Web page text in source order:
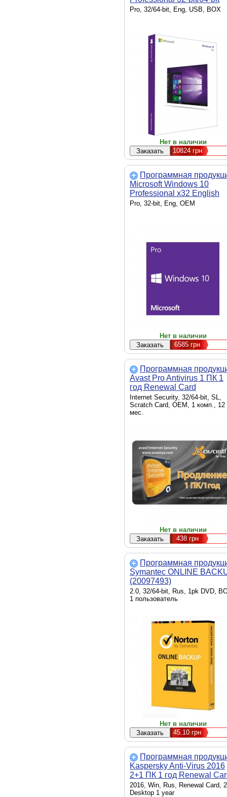
English USB (FQC-08790)
Pro, 32/64-bit, Eng, USB, BOX
Нет в наличии
10824грн
Программная
Microsoft Windows 10
Professional x32 English
(FQC-08969)
Pro, 32-bit, Eng, OEM
Нет в наличии
6585 грн
Программная
Avast Pro Antivirus 1 ПК 1
год Renewal Card
(4820153970137)
Internet Security, 32/64-bit, SL,
Scratch Card, OEM, 1 комп., 12
мес.
Нет в наличии
438грн
Программная
Symantec ONLINE
(20097493)
2.0, 32/64-bit, Rus, 1pk DVD,
1 пользователь
Нет в наличии
45.10 грн
Программная
Kaspersky Anti-Virus 2016
2+1 ПК 1 год Renewal
(KL1167OOBFR16)
2016, Win, Rus, Renewal Card,
Desktop 1 year